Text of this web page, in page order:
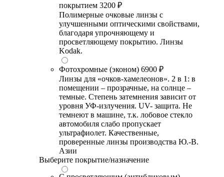
покрытием 3200 ₽
Полимерные очковые линзы с
улучшенными оптическими свойствами,
благодаря упрочняющему и
просветляющему покрытию. Линзы
Kodak.
Фотохромные (эконом) 6900 ₽
Линзы для «очков-хамелеонов». 2 в 1: в
помещении – прозрачные, на солнце –
темные. Степень затемнения зависит от
уровня УФ-излучения. UV- защита. Не
темнеют в машине, т.к. лобовое стекло
автомобиля слабо пропускает
ультрафиолет. Качественные,
проверенные линзы производства Ю.-В.
Азии
Выберите покрытие/назначение